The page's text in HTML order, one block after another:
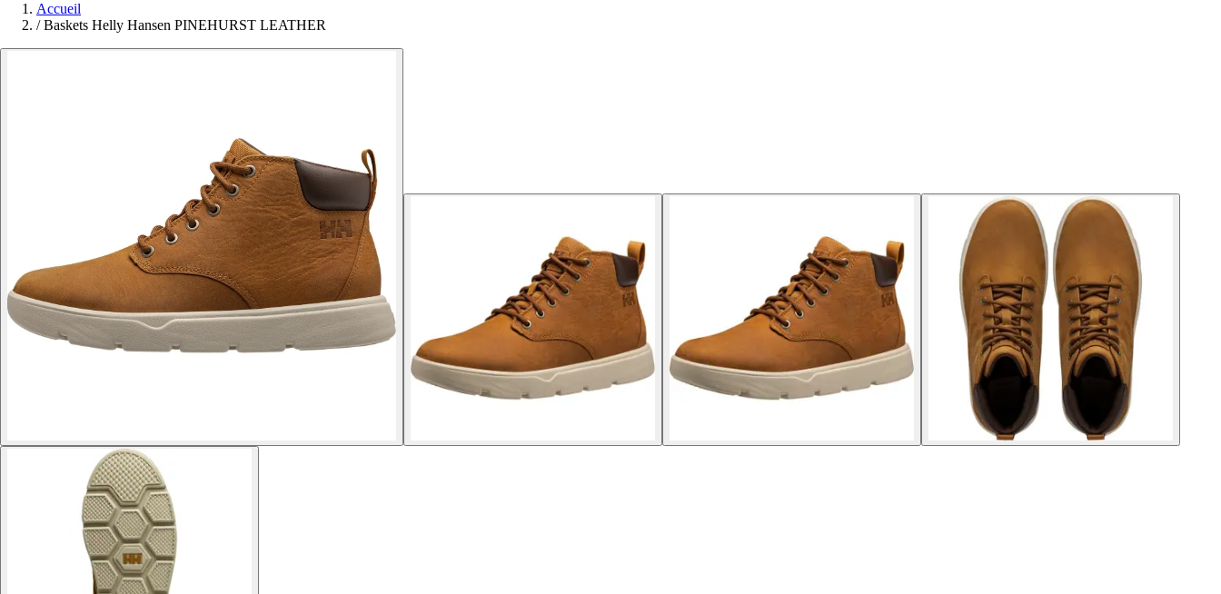
Accueil
/ Baskets Helly Hansen PINEHURST LEATHER